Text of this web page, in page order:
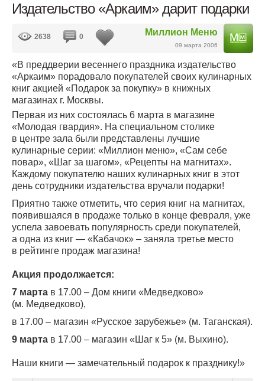
Издательство «Аркаим» дарит подарки
Миллион Меню
09 марта 2006
2638 0
«В преддверии весеннего праздника издательство
«Аркаим» порадовало покупателей своих кулинарных
книг акцией «Подарок за покупку» в книжных
магазинах г. Москвы.
Первая из них состоялась 6 марта в магазине
«Молодая гвардия». На специальном столике
в центре зала были представлены лучшие
кулинарные серии: «Миллион меню», «Сам себе
повар», «Шаг за шагом», «Рецепты на магнитах».
Каждому покупателю наших кулинарных книг в этот
день сотрудники издательства вручали подарки!
Приятно также отметить, что серия книг на магнитах,
появившаяся в продаже только в конце февраля, уже
успела завоевать популярность среди покупателей,
а одна из книг — «Кабачок» – заняла третье место
в рейтинге продаж магазина!
Акция продолжается:
7 марта в 17.00 – Дом книги «Медведково»
(м. Медведково),
в 17.00 – магазин «Русское зарубежье» (м. Таганская).
9 марта в 17.00 – магазин «Шаг к 5» (м. Выхино).
Наши книги — замечательный подарок к празднику!»